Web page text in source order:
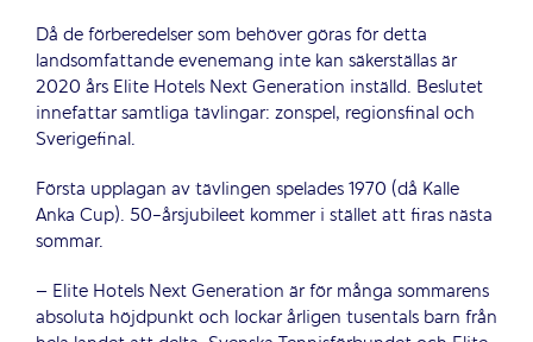
Då de förberedelser som behöver göras för detta
landsomfattande evenemang inte kan säkerställas är
2020 års Elite Hotels Next Generation inställd. Beslutet
innefattar samtliga tävlingar: zonspel, regionsfinal och
Sverigefinal.
Första upplagan av tävlingen spelades 1970 (då Kalle
Anka Cup). 50-årsjubileet kommer i stället att firas nästa
sommar.
– Elite Hotels Next Generation är för många sommarens
absoluta höjdpunkt och lockar årligen tusentals barn från